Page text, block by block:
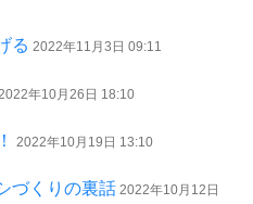
る 2022年11月3日 09:11
年10月26日 18:10
2022年10月19日 13:10
づくりの裏話 2022年10月12日